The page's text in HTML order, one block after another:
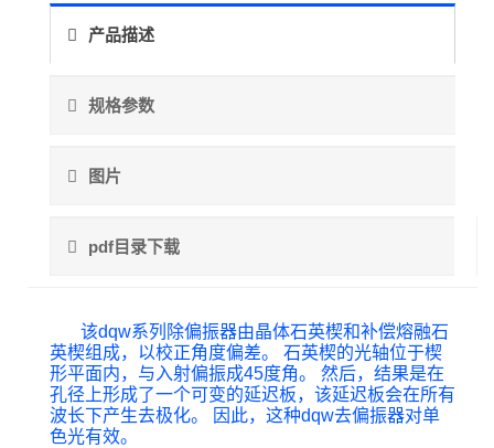
产品描述
规格参数
图片
pdf目录下载
该dqw系列除偏振器由晶体石英楔和补偿熔融石
英楔组成，以校正角度偏差。 石英楔的光轴位于楔
形平面内，与入射偏振成45度角。 然后，结果是在
孔径上形成了一个可变的延迟板，该延迟板会在所有
波长下产生去极化。 因此，这种dqw去偏振器对单
色光有效。